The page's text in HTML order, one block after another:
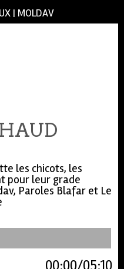
| MOLDAV
les chicots, les
pour leur grade
Paroles Blafar et Le